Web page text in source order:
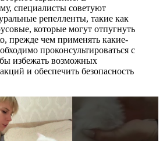
специалисты советуют
репелленты, такие как
которые могут отпугнуть
прежде чем применять какие-
проконсультироваться с
избежать возможных
и обеспечить безопасность